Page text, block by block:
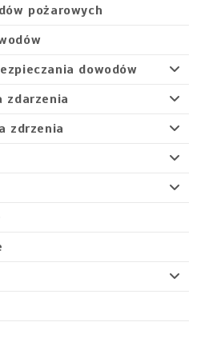
pożarowych
dowodów
zdarzenia
zdrzenia